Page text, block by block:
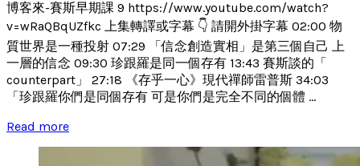
博客來-賽斯早期課 9 https://www.youtube.com/watch?
v=wRaQBqUZfkc 上集轉譯或字幕 👇 請開外掛字幕 02:00 物
質世界是一種投射 07:29 「信念創造實相」是第三個自己 上
一層的信念 09:30 珍跟羅是同一個存有 13:43 賽斯談的「
counterpart」 27:18 《存乎一心》現代禪師雷普斯 34:03
「珍跟羅你們是同個存有 可是你們是完全不同的個體 ...
Read more